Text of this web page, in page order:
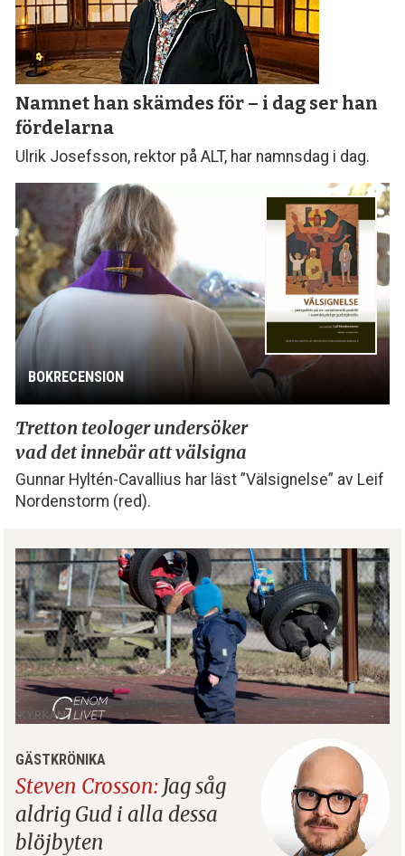
Namnet han skämdes för – i dag ser han
fördelarna
Ulrik Josefsson, rektor på ALT, har namnsdag i dag.
BOKRECENSION
Tretton teologer undersöker
vad det innebär att välsigna
Gunnar Hyltén-Cavallius har läst ”Välsignelse” av Leif
Nordenstorm (red).
GÄSTKRÖNIKA
Steven Crosson: Jag såg
aldrig Gud i alla dessa
blöjbyten